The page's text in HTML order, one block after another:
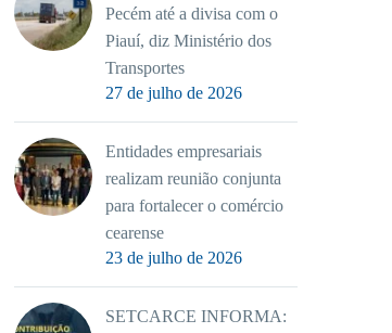
Pecém até a divisa com o
Piauí, diz Ministério dos
Transportes
27 de julho de 2026
Entidades empresariais
realizam reunião conjunta
para fortalecer o comércio
cearense
23 de julho de 2026
SETCARCE INFORMA: